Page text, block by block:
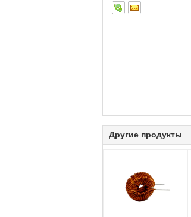
Другие продукты